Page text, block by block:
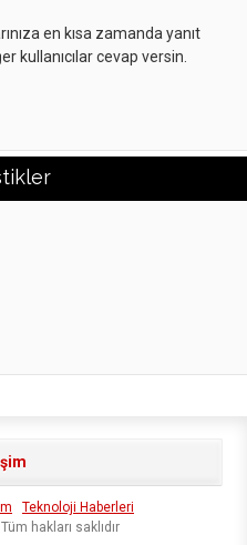
en kısa zamanda yanıt
kullanıcılar cevap versin.
Teknoloji Haberleri
hakları saklıdır